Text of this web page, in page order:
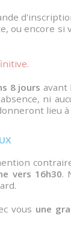
ou encore si
8 jours avant
ni
lieu
vers 16h30.
vous une